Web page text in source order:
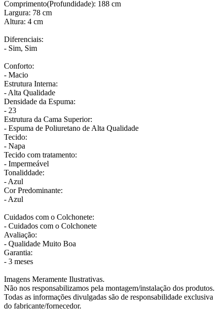
Comprimento(Profundidade): 188 cm
Largura: 78 cm
Altura: 4 cm
Diferenciais:
- Sim, Sim
Conforto:
- Macio
Estrutura Interna:
- Alta Qualidade
Densidade da Espuma:
- 23
Estrutura da Cama Superior:
- Espuma de Poliuretano de Alta Qualidade
Tecido:
- Napa
Tecido com tratamento:
- Impermeável
Tonaliddade:
- Azul
Cor Predominante:
- Azul
Cuidados com o Colchonete:
- Cuidados com o Colchonete
Avaliação:
- Qualidade Muito Boa
Garantia:
- 3 meses
Imagens Meramente Ilustrativas.
Não nos responsabilizamos pela montagem/instalação dos produtos.
Todas as informações divulgadas são de responsabilidade exclusiva
do fabricante/fornecedor.